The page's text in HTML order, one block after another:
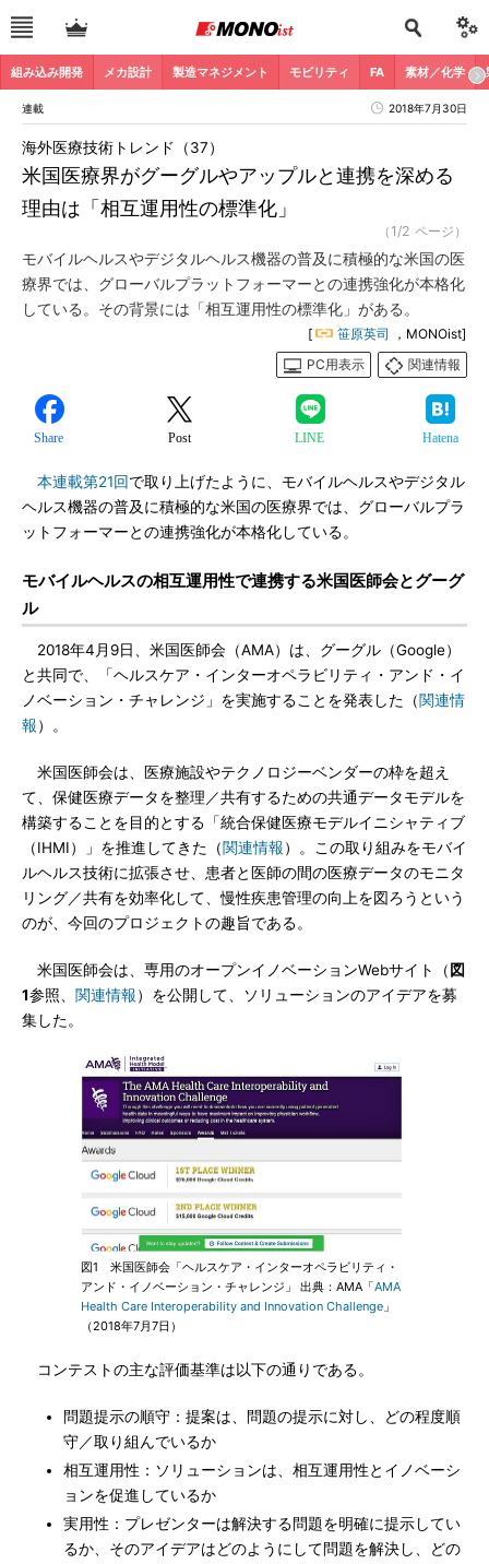
組み込み開発 メカ設計 製造マネジメント モビリティ FA 素材／化学
連載 2018年7月30日
米国医療界がグーグルやアップルと連携を深める
理由は「相互運用性の標準化」
海外医療技術トレンド（37）
（1/2 ページ）
モバイルヘルスやデジタルヘルス機器の普及に積極的な米国の医
療界では、グローバルプラットフォーマーとの連携強化が本格化
している。その背景には「相互運用性の標準化」がある。
[ 笹原英司
，MONOist]
PC用表示
関連情報
Share Post LINE Hatena
本連載第21回で取り上げたように、モバイルヘルスやデジタル
ヘルス機器の普及に積極的な米国の医療界では、グローバルプラ
ットフォーマーとの連携強化が本格化している。
モバイルヘルスの相互運用性で連携する米国医師会とグーグ
ル
2018年4月9日、米国医師会（AMA）は、グーグル（Google）
と共同で、「ヘルスケア・インターオペラビリティ・アンド・イ
ノベーション・チャレンジ」を実施することを発表した（関連情
報）。
米国医師会は、医療施設やテクノロジーベンダーの枠を超え
て、保健医療データを整理／共有するための共通データモデルを
構築することを目的とする「統合保健医療モデルイニシャティブ
（IHMI）」を推進してきた（関連情報）。この取り組みをモバイ
ルヘルス技術に拡張させ、患者と医師の間の医療データのモニタ
リング／共有を効率化して、慢性疾患管理の向上を図ろうという
のが、今回のプロジェクトの趣旨である。
米国医師会は、専用のオープンイノベーションWebサイト（ 図
1参照、 関連情報）を公開して、ソリューションのアイデアを募
集した。
図1 米国医師会「ヘルスケア・インターオペラビリティ・
アンド・イノベーション・チャレンジ」 出典：AMA「AMA
Health Care Interoperability and Innovation Challenge 」
（2018年7月7日）
コンテストの主な評価基準は以下の通りである。
問題提示の順守：提案は、問題の提示に対し、どの程度順
守／取り組んでいるか
相互運用性：ソリューションは、相互運用性とイノベーシ
ョンを促進しているか
実用性：プレゼンターは解決する問題を明確に提示してい
るか、そのアイデアはどのようにして問題を解決し、どの